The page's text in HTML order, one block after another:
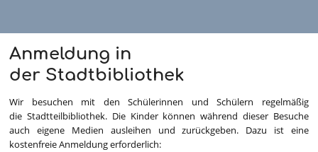
Anmeldung in
der Stadtbibliothek
Wir besuchen mit den Schülerinnen und Schülern regelmäßig
die Stadtteilbibliothek. Die Kinder können während dieser Besuche
auch eigene Medien ausleihen und zurückgeben. Dazu ist eine
kostenfreie Anmeldung erforderlich: